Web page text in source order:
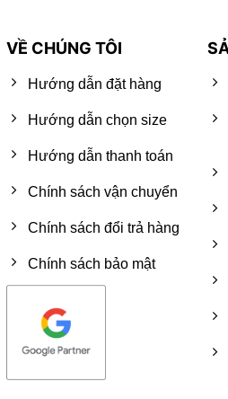
VỀ CHÚNG TÔI
Hướng dẫn đặt hàng
Hướng dẫn chọn size
Hướng dẫn thanh toán
Chính sách vận chuyển
Chính sách đổi trả hàng
Chính sách bảo mật